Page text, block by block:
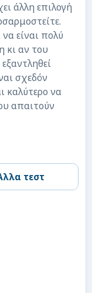
άλλη επιλογή
είναι πολύ
κι αν του
σχεδόν
καλύτερο να
απαιτούν
τεστ